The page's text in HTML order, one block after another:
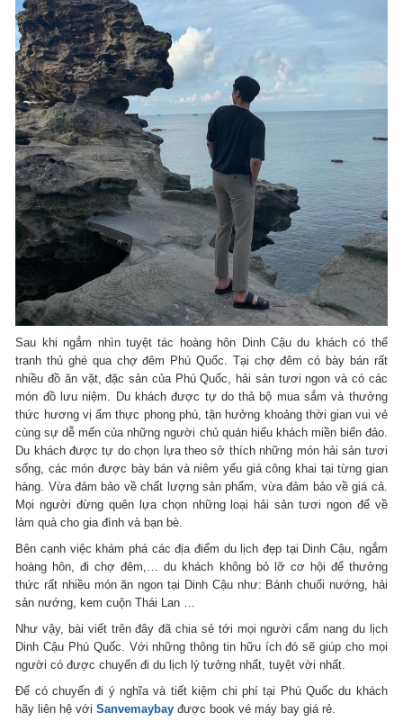
Sau khi ngắm nhìn tuyệt tác hoàng hôn Dinh Cậu du khách có thể
tranh thủ ghé qua chợ đêm Phú Quốc. Tại chợ đêm có bày bán rất
nhiều đồ ăn vặt, đặc sản của Phú Quốc, hải sản tươi ngon và có các
món đồ lưu niệm. Du khách được tự do thả bộ mua sắm và thưởng
thức hương vị ẩm thực phong phú, tận hưởng khoảng thời gian vui vẻ
cùng sự dễ mến của những người chủ quán hiếu khách miền biển đảo.
Du khách được tự do chọn lựa theo sở thích những món hải sản tươi
sống, các món được bày bán và niêm yếu giá công khai tại từng gian
hàng. Vừa đảm bảo về chất lượng sản phẩm, vừa đảm bảo về giá cả.
Mọi người đừng quên lựa chọn những loại hải sản tươi ngon để về
làm quà cho gia đình và bạn bè.
Bên cạnh việc khám phá các địa điểm du lịch đẹp tại Dinh Cậu, ngắm
hoàng hôn, đi chợ đêm,… du khách không bỏ lỡ cơ hội để thưởng
thức rất nhiều món ăn ngon tại Dinh Cậu như: Bánh chuối nướng, hải
sản nướng, kem cuộn Thái Lan …
Như vậy, bài viết trên đây đã chia sẻ tới mọi người cẩm nang du lịch
Dinh Cậu Phú Quốc. Với những thông tin hữu ích đó sẽ giúp cho mọi
người có được chuyến đi du lịch lý tưởng nhất, tuyệt vời nhất.
Để có chuyến đi ý nghĩa và tiết kiệm chi phí tại Phú Quốc du khách
hãy liên hệ vớiSanvemaybay được book vé máy bay giá rẻ.